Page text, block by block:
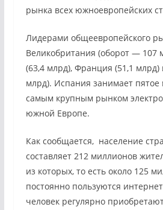
рынка всех южноевропейских
Лидерами общеевропейского
Великобритания (оборот — 107
(63,4 млрд), Франция (51,1 млрд)
млрд). Испания занимает пятое
самым крупным рынком
южной Европе.
Как сообщается, население
составляет 212 миллионов
из которых, то есть около 125
постоянно пользуются
человек регулярно